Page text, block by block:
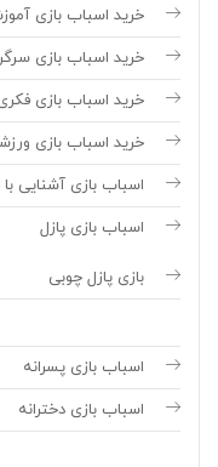
خرید اسباب بازی
خرید اسباب بازی
خرید اسباب بازی
خرید اسباب بازی
اسباب بازی آشنایی
اسباب بازی پازل
بازی پازل چوبی
اسباب بازی پسرانه
اسباب بازی دخترانه